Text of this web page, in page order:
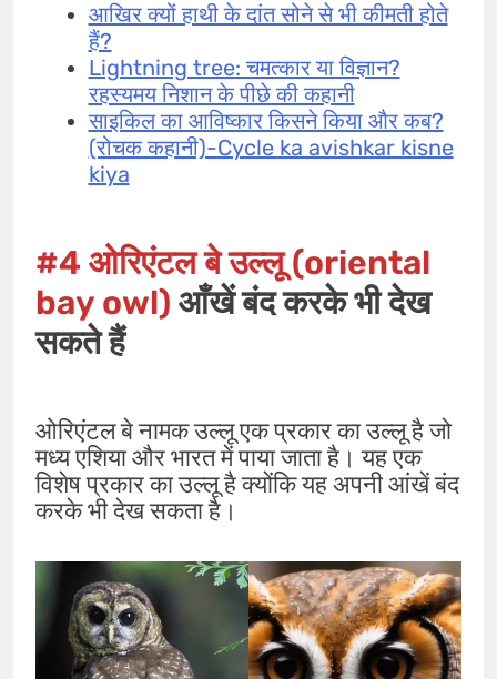
आखिर क्यों हाथी के दांत सोने से भी कीमती होते
हैं?
Lightning tree: चमत्कार या विज्ञान?
रहस्यमय निशान के पीछे की कहानी
साइकिल का आविष्कार किसने किया और कब?
(रोचक कहानी)-Cycle ka avishkar kisne
kiya
#4 ओरिएंटल बे उल्लू(oriental
bay owl) आँखें बंद करके भी देख
सकते हैं
ओरिएंटल बे नामक उल्लू एक प्रकार का उल्लू है जो
मध्य एशिया और भारत में पाया जाता है। यह एक
विशेष प्रकार का उल्लू है क्योंकि यह अपनी आंखें बंद
करके भी देख सकता है।